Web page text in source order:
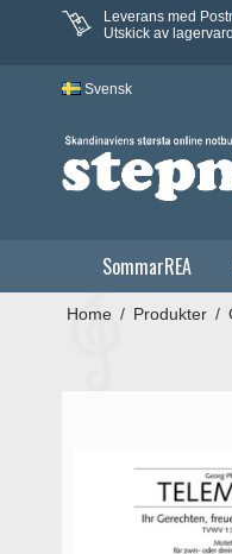
Leverans med
Utskick av
Svensk
SommarREA
Home / Produkter /